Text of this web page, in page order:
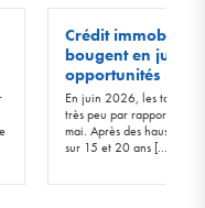
Crédit immobilier
bougent en juin
opportunités !
En juin 2026, les taux
très peu par rapport à
mai. Après des hausses
sur 15 et 20 ans […]